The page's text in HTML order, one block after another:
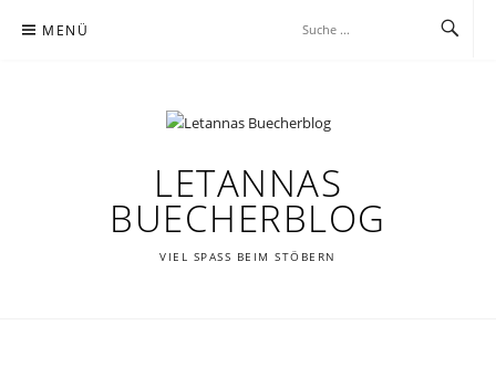
Inhalt MENÜ
LETANNAS
BUECHERBLOG
VIEL SPASS BEIM STÖBERN